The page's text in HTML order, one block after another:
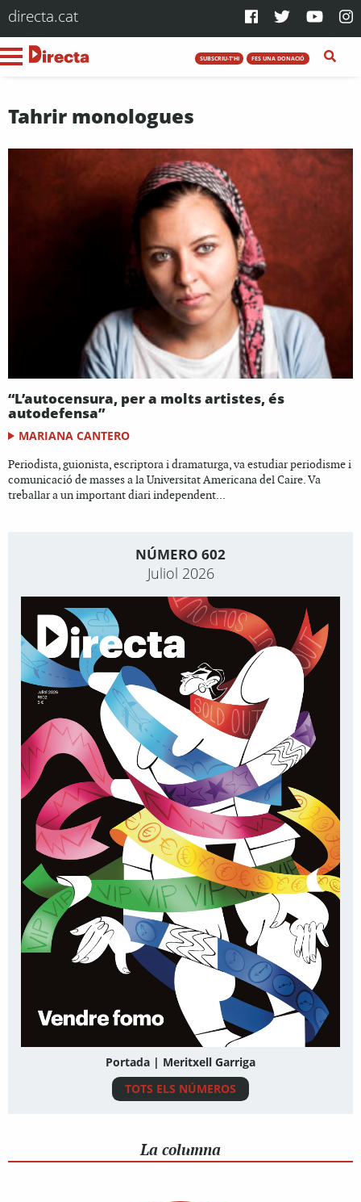
directa.cat
SUBSCRIU-T'HI FES UNA DONACIÓ
Tahrir monologues
“L’autocensura, per a molts artistes, és
autodefensa”
MARIANA CANTERO
Periodista, guionista, escriptora i dramaturga, va estudiar periodisme i
comunicació de masses a la Universitat Americana del Caire. Va
treballar a un important diari independent...
NÚMERO 602
Juliol 2026
Portada | Meritxell Garriga
TOTS ELS NÚMEROS
La columna